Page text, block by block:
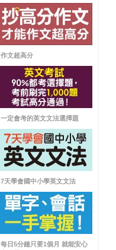
作文超高分
一定會考的英文文法選擇題
7天學會國中小學英文文法
每日5分鐘只要1個月 就能安心